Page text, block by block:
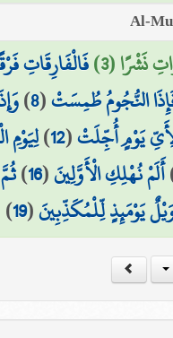
نَشْرًا (3) فَالْفَارِقَاتِ
النُّجُومُ طُمِسَتْ(
8
)
يَوْمٍ أُجِّلَتْ(
12
)
أَلَمْ نُهْلِكِ الْأَوَّلِينَ(
16
)
يَوْمَئِذٍ لِّلْمُكَذِّبِينَ(
19
)